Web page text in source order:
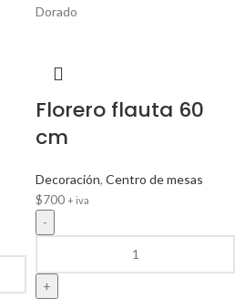
Dorado
Florero flauta 60
cm
Decoración, Centro de mesas
$700 + iva